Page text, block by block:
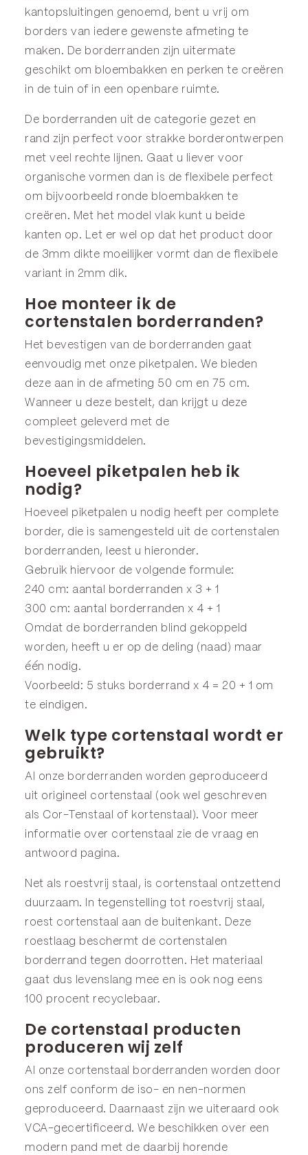
kantopsluitingen genoemd, bent u vrij om
borders van iedere gewenste afmeting te
maken. De borderranden zijn uitermate
geschikt om bloembakken en perken te creëren
in de tuin of in een openbare ruimte.
De borderranden uit de categorie gezet en
rand zijn perfect voor strakke borderontwerpen
met veel rechte lijnen. Gaat u liever voor
organische vormen dan is de flexibele perfect
om bijvoorbeeld ronde bloembakken te
creëren. Met het model vlak kunt u beide
kanten op. Let er wel op dat het product door
de 3mm dikte moeilijker vormt dan de flexibele
variant in 2mm dik.
Hoe monteer ik de
cortenstalen borderranden?
Het bevestigen van de borderranden gaat
eenvoudig met onze piketpalen . We bieden
deze aan in de afmeting 50 cm en 75 cm.
Wanneer u deze bestelt, dan krijgt u deze
compleet geleverd met de
bevestigingsmiddelen.
Hoeveel piketpalen heb ik
nodig?
Hoeveel piketpalen u nodig heeft per complete
border, die is samengesteld uit de cortenstalen
borderranden, leest u hieronder.
Gebruik hiervoor de volgende formule:
240 cm: aantal borderranden x 3 + 1
300 cm: aantal borderranden x 4 + 1
Omdat de borderranden blind gekoppeld
worden, heeft u er op de deling (naad) maar
één nodig.
Voorbeeld: 5 stuks borderrand x 4 = 20 + 1 om
te eindigen.
Welk type cortenstaal wordt er
gebruikt?
Al onze borderranden worden geproduceerd
uit origineel cortenstaal (ook wel geschreven
als Cor-Tenstaal of kortenstaal). Voor meer
informatie over cortenstaal zie de vraag en
antwoord pagina.
Net als roestvrij staal, is cortenstaal ontzettend
duurzaam. In tegenstelling tot roestvrij staal,
roest cortenstaal aan de buitenkant. Deze
roestlaag beschermt de cortenstalen
borderrand tegen doorrotten. Het materiaal
gaat dus levenslang mee en is ook nog eens
100 procent recyclebaar.
De cortenstaal producten
produceren wij zelf
Al onze cortenstaal borderranden worden door
ons zelf conform de iso- en nen-normen
geproduceerd. Daarnaast zijn we uiteraard ook
VCA-gecertificeerd. We beschikken over een
modern pand met de daarbij horende